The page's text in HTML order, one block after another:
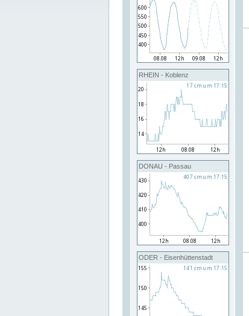
RHEIN - Koblenz
DONAU - Passau
ODER - Eisenhüttenstadt